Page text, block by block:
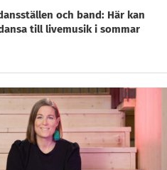
och band: Här kan
till livemusik i sommar